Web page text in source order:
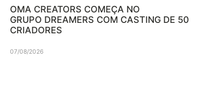
OMA CREATORS COMEÇA NO
GRUPO DREAMERS COM CASTING DE 50
CRIADORES
07/08/2026